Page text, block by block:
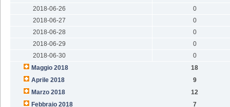
2018-06-26
0
2018-06-27
0
2018-06-28
0
2018-06-29
0
2018-06-30
0
Maggio 2018
18
Aprile 2018
9
Marzo 2018
12
Febbraio 2018
7